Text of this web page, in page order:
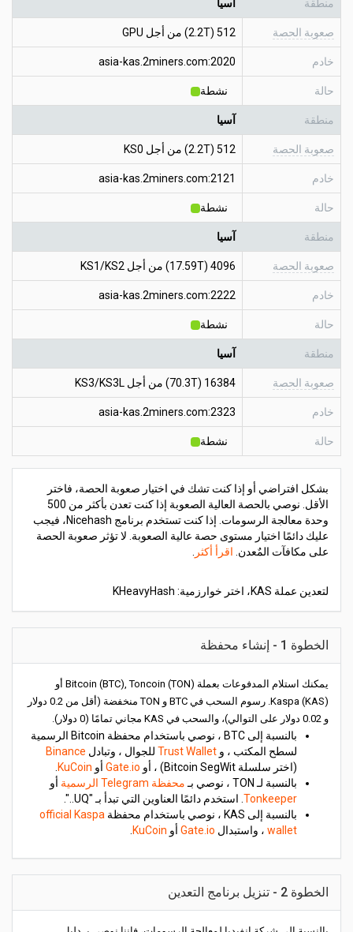
منطقة آسيا
صعوبة الحصة 512 (2.2T) من أجل GPU
خادم asia-kas.2miners.com:2020
حالة نشطة
منطقة آسيا
صعوبة الحصة 512 (2.2T) من أجل KS0
خادم asia-kas.2miners.com:2121
حالة نشطة
منطقة آسيا
صعوبة الحصة 4096 (17.59T) من أجل KS1/KS2
خادم asia-kas.2miners.com:2222
حالة نشطة
منطقة آسيا
صعوبة الحصة 16384 (70.3T) من أجل KS3/KS3L
خادم asia-kas.2miners.com:2323
حالة نشطة
بشكل افتراضي أو إذا كنت تشك في اختيار صعوبة الحصة، فاختر
الأقل. نوصي بالحصة العالية الصعوبة إذا كنت تعدن بأكثر من 500
وحدة معالجة الرسومات. إذا كنت تستخدم برنامج Nicehash، فيجب
عليك دائمًا اختيار مستوى حصة عالية الصعوبة. لا تؤثر صعوبة الحصة
على مكافآت المٌعدن. اقرأ أكثر
لتعدين عملة KAS، اختر خوارزمية: KHeavyHash
الخطوة 1 - إنشاء محفظة
يمكنك استلام المدفوعات بعملة Bitcoin (BTC), Toncoin (TON) أو
Kaspa (KAS). رسوم السحب في BTC و TON منخفضة (أقل من 0.2 دولار
و 0.02 دولار على التوالي)، والسحب في KAS مجاني تمامًا (0 دولار).
بالنسبة إلى BTC ، نوصي باستخدام محفظة Bitcoin الرسمية
لسطح المكتب ، و Trust Wallet للجوال ، وتبادل Binance
(اختر سلسلة Bitcoin SegWit) ، أو
Gate.io أو KuCoin
بالنسبة لـ TON ، نوصي بـ
محفظة Telegram الرسمية
أو
Tonkeeper . استخدم دائمًا العناوين التي تبدأ بـ "UQ..".
بالنسبة إلى KAS ، نوصي باستخدام محفظة
official Kaspa
wallet ، واستبدال Gate.io أو KuCoin
الخطوة 2 - تنزيل برنامج التعدين